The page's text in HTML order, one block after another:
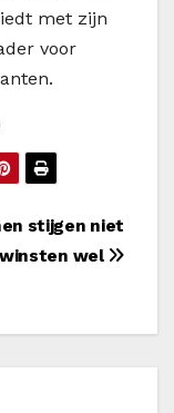
met zijn
voor
stijgen niet
wel